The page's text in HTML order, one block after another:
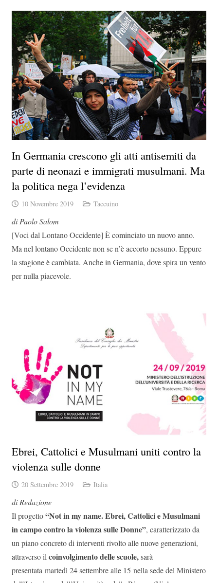
In Germania crescono gli atti antisemiti da
parte di neonazi e immigrati musulmani. Ma
la politica nega l’evidenza
10 Novembre 2019 Taccuino
di Paolo Salom
[Voci dal Lontano Occidente] È cominciato un nuovo anno.
Ma nel lontano Occidente non se n’è accorto nessuno. Eppure
la stagione è cambiata. Anche in Germania, dove spira un vento
per nulla piacevole.
Ebrei, Cattolici e Musulmani uniti contro la
violenza sulle donne
20 Settembre 2019 Italia
di Redazione
Il progetto“Not in my name. Ebrei, Cattolici e Musulmani
in campo contro la violenza sulle Donne”, caratterizzato da
un piano concreto di interventi rivolto alle nuove generazioni,
attraverso il coinvolgimento delle scuole,sarà
presentata martedì 24 settembre alle 15 nella sede del Ministero